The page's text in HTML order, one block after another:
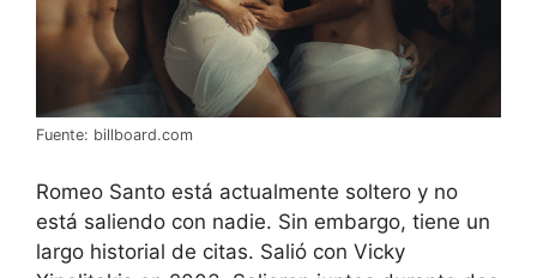
Fuente: billboard.com
Romeo Santo está actualmente soltero y no
está saliendo con nadie. Sin embargo, tiene un
largo historial de citas. Salió con Vicky